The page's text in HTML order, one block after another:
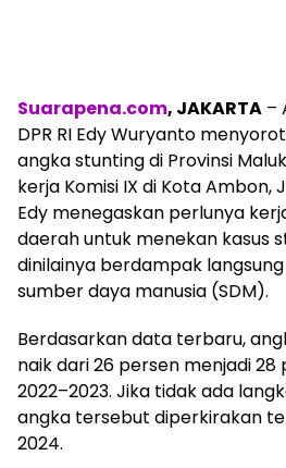
Suarapena.com, JAKARTA –
DPR RI Edy Wuryanto
angka stunting di Provinsi
kerja Komisi IX di Kota Ambon,
Edy menegaskan perlunya
daerah untuk menekan kasus
dinilainya berdampak
sumber daya manusia (SDM).
Berdasarkan data terbaru,
naik dari 26 persen menjadi
2022–2023. Jika tidak ada
angka tersebut diperkirakan
2024.